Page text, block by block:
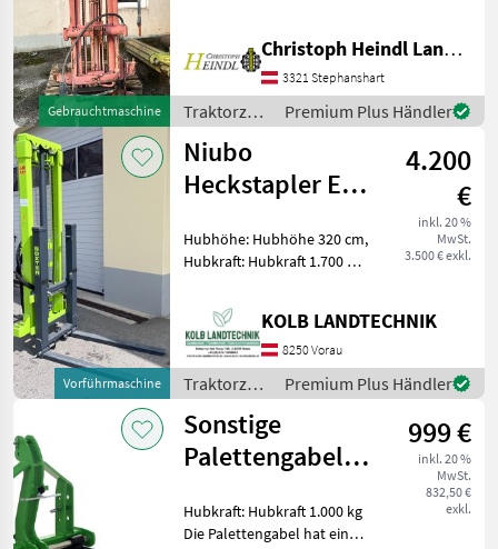
Gebrauchtmaschine
Hubhöhe 1
Hydraulikanschluss
notwendig Eigenbau eines
Lan
Christoph Heindl Landtechnik GmbH, Stephanshart
3321 Stephanshart
Traktorzubehör
/ Sonstige
Premium Plus Händler
Vorführmaschine
Niubo
Heckstapler EBX
Frontstapler
4.200
€
inkl. 20 %
MwSt.
3.500 € exkl.
Hubhöhe: Hubhöhe 320 cm,
Hubkraft: Hubkraft 1.700 kg,
Ausführung ++KOLB
LANDTECHNIK++ ✅NIUBO
HECKSTAPLER EBX 3217
✅320cm Hubhöhe
✅1.700kg Hubkr
KOLB LANDTECHNIK
8250 Vorau
Traktorzubehör
/ Niubo
Premium Plus Händler
Sonstige
Palettengabel
1000kg
999 €
inkl. 20 %
MwSt.
832,50 €
exkl.
Hubkraft: Hubkraft 1.000 kg
Die Palettengabel hat eine